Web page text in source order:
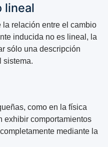
lineal
relación entre el cambio
inducida no es lineal, la
sólo una descripción
sistema.
como en la física
exhibir comportamientos
mediante la